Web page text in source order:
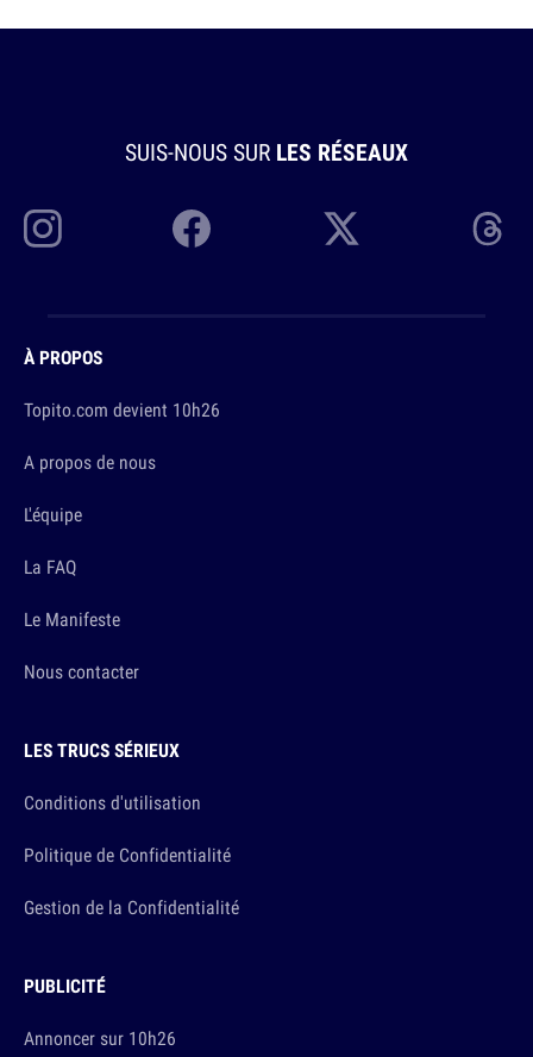
SUIS-NOUS SUR LES RÉSEAUX
À PROPOS
Topito.com devient 10h26
A propos de nous
L'équipe
La FAQ
Le Manifeste
Nous contacter
LES TRUCS SÉRIEUX
Conditions d'utilisation
Politique de Confidentialité
Gestion de la Confidentialité
PUBLICITÉ
Annoncer sur 10h26